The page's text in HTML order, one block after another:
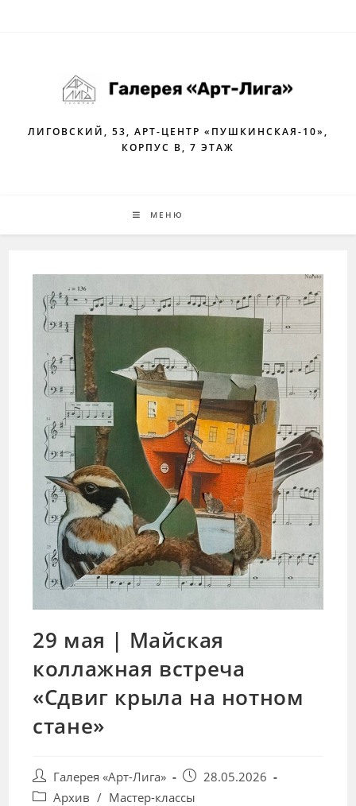
ЛИГОВСКИЙ, 53, АРТ-ЦЕНТР «ПУШКИНСКАЯ-10»,
КОРПУС В, 7 ЭТАЖ
МЕНЮ
29 мая | Майская
коллажная встреча
«Сдвиг крыла на нотном
стане»
Post
author:
Галерея «Арт-Лига»
Запись
опубликована:
28.05.2026
PostАрхив / Мастер-классы